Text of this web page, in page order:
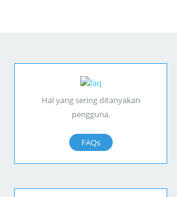
Hal yang sering ditanyakan
pengguna.
FAQs